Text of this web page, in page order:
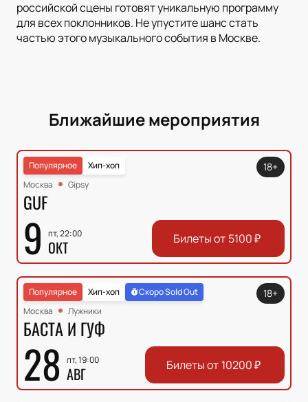
российской сцены готовят уникальную программу
для всех поклонников. Не упустите шанс стать
частью этого музыкального события в Москве.
Ближайшие мероприятия
Хип-хоп
Популярное
Москва
Gipsy
GUF
9 пт, 22:00
ОКТ
18+
Билеты от 5100₽
Хип-хоп
Популярное
Скоро Sold Out
Москва
Лужники
БАСТА И ГУФ
28 пт, 19:00
АВГ
18+
Билеты от 10200₽